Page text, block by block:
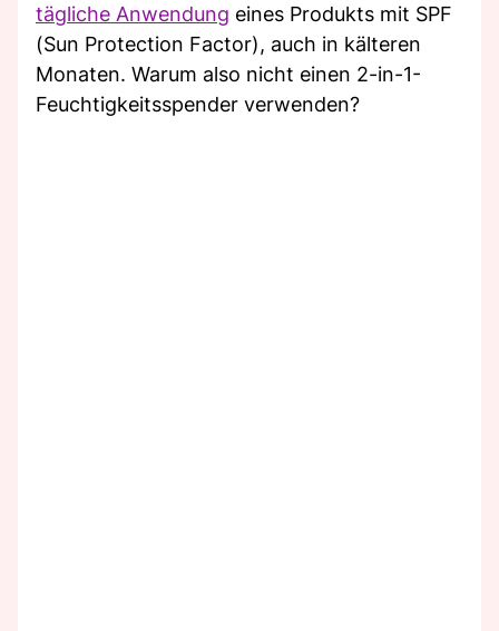
tägliche Anwendung eines Produkts mit SPF
(Sun Protection Factor), auch in kälteren
Monaten. Warum also nicht einen 2-in-1-
Feuchtigkeitsspender verwenden?